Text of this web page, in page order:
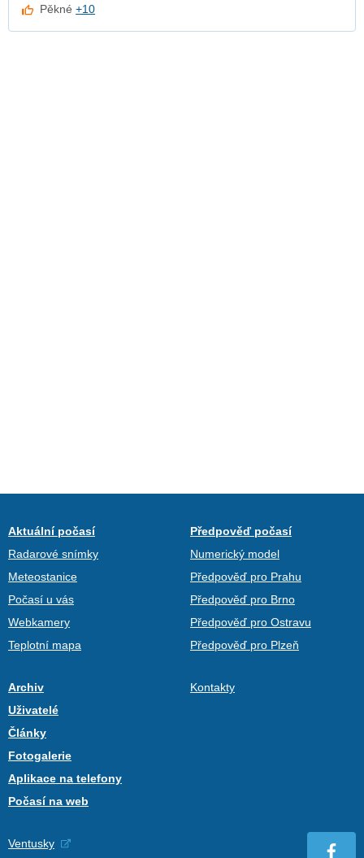
Pěkné+10
Aktuální počasí
Radarové snímky
Meteostanice
Počasí u vás
Webkamery
Teplotní mapa
Předpověď počasí
Numerický model
Předpověď pro Prahu
Předpověď pro Brno
Předpověď pro Ostravu
Předpověď pro Plzeň
Archiv
Uživatelé
Články
Fotogalerie
Aplikace na telefony
Počasí na web
Kontakty
Ventusky